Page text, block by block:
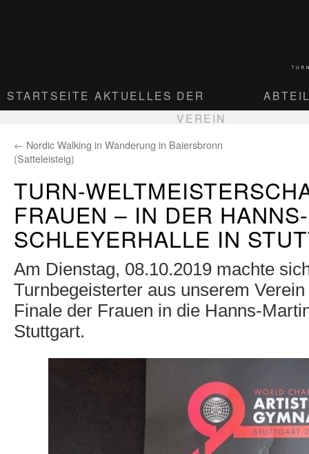
STARTSEITE AKTUELLES DER
VEREIN
← Nordic Walking in Wanderung in Baiersbronn
(Satteleisteig)
TURN-
FRAUEN – IN DER
SCHLEYERHALLE IN
Am Dienstag, 08.10.2019 machte
Turnbegeisterter aus unserem
Finale der Frauen in die Hanns-
Stuttgart.